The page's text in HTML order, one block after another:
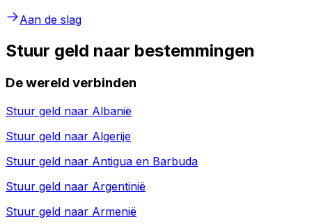
Aan de slag
Stuur geld naar bestemmingen
De wereld verbinden
Stuur geld naar Albanië
Stuur geld naar Algerije
Stuur geld naar Antigua en Barbuda
Stuur geld naar Argentinië
Stuur geld naar Armenië